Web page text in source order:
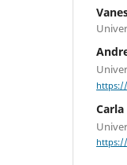
https://